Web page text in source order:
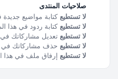
صلاحيات المنتدى
لا تستطيع كتابة مواضيع جديدة
لا تستطيع كتابة ردود في هذا
لا تستطيع تعديل مشاركاتك في
لا تستطيع حذف مشاركاتك في
لا تستطيع إرفاق ملف في هذا